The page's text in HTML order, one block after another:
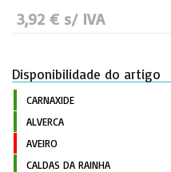
3,92 € s/ IVA
Disponibilidade do artigo
CARNAXIDE
ALVERCA
AVEIRO
CALDAS DA RAINHA